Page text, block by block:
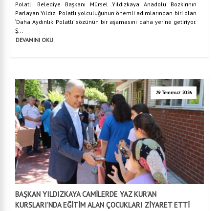
Polatlı Belediye Başkanı Mürsel Yıldızkaya Anadolu Bozkırının
Parlayan Yıldızı Polatlı yolculuğunun önemli adımlarından biri olan
‘Daha Aydınlık Polatlı’ sözünün bir aşamasını daha yerine getiriyor.
Ş...
DEVAMINI OKU
29 Temmuz 2026
BAŞKAN YILDIZKAYA CAMİLERDE YAZ KUR’AN
KURSLARI’NDA EĞİTİM ALAN ÇOCUKLARI ZİYARET ETTİ